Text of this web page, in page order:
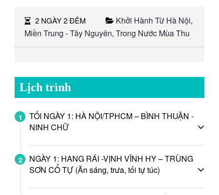
2 NGÀY 2 ĐÊM Khởi Hành Từ Hà Nội,
Miền Trung - Tây Nguyên, Trong Nước Mùa Thu
Lịch trình
1
TỐI NGÀY 1: HÀ NỘI/TPHCM – BÌNH THUẬN -
NINH CHỮ
2
NGÀY 1: HANG RÁI -VỊNH VĨNH HY – TRÙNG
SƠN CỔ TỰ (Ăn sáng, trưa, tối tự túc)